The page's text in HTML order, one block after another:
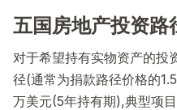
五国房地产投资路
对于希望持有实物资产的投
径(通常为捐款路径价格的
万美元(5年持有期),典型项